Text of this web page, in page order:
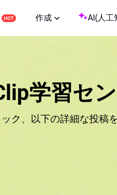
作成 AI(人工
学習セ
ク、以下の詳細な投稿